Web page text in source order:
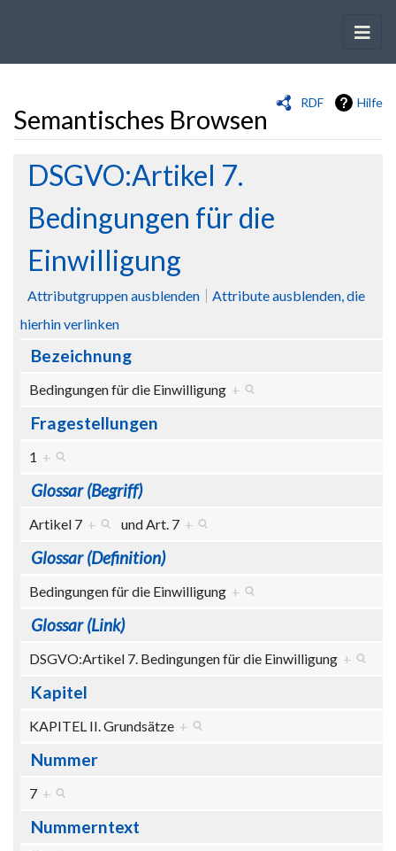
RDF Hilfe
Semantisches Browsen
Wechseln zu: Navigation Suche
DSGVO:Artikel 7.
Bedingungen für die
Einwilligung
Attributgruppen ausblenden
Attribute ausblenden, die
hierhin verlinken
Bezeichnung
Bedingungen für die Einwilligung +
Fragestellungen
1 +
Glossar (Begriff)
Artikel 7 + undArt. 7 +
Glossar (Definition)
Bedingungen für die Einwilligung +
Glossar (Link)
DSGVO:Artikel 7. Bedingungen für die Einwilligung +
Kapitel
KAPITEL II. Grundsätze +
Nummer
7 +
Nummerntext